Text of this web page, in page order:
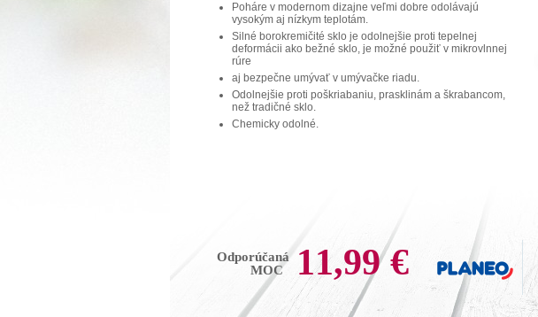
Poháre v modernom dizajne veľmi dobre odolávajú
vysokým aj nízkym teplotám.
Silné borokremičité sklo je odolnejšie proti tepelnej
deformácii ako bežné sklo, je možné použiť v mikrovlnnej
rúre
aj bezpečne umývať v umývačke riadu.
Odolnejšie proti poškriabaniu, prasklinám a škrabancom,
než tradičné sklo.
Chemicky odolné.
Odporúčaná
MOC
11,99 €